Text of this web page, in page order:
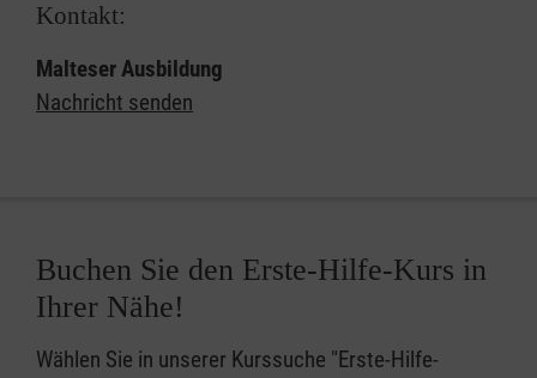
Kontakt:
Malteser Ausbildung
Nachricht senden
Buchen Sie den Erste-Hilfe-Kurs in
Ihrer Nähe!
Wählen Sie in unserer Kurssuche "Erste-Hilfe-